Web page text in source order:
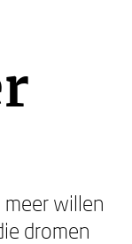
willen
dromen